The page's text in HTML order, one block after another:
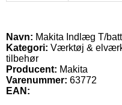
Navn: Makita Indlæg T/
Kategori: Værktøj &
tilbehør
Producent: Makita
Varenummer: 63772
EAN: